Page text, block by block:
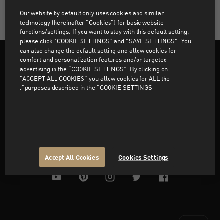
facebook
twitter
instagram
pinterest
youtube
Our website by default only uses cookies and similar
technology (hereinafter "Cookies") for basic website
functions/settings. If you want to stay with this default setting,
please click "COOKIE SETTINGS" and "SAVE SETTINGS". You
can also change the default setting and allow cookies for
comfort and personalization features and/or targeted
advertising in the “COOKIE SETTINGS”. By clicking on
“ACCEPT ALL COOKIES” you allow cookies for ALL the
purposes described in the "COOKIE SETTINGS".
Cookies Settings
Accept All Cookies